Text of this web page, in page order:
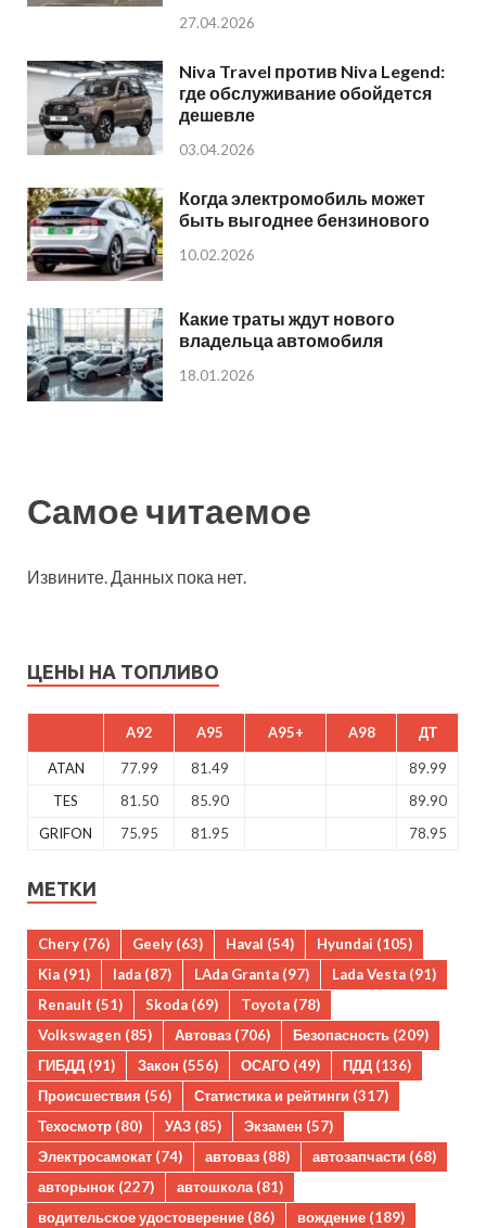
27.04.2026
Niva Travel против Niva Legend:
где обслуживание обойдется
дешевле
03.04.2026
Когда электромобиль может
быть выгоднее бензинового
10.02.2026
Какие траты ждут нового
владельца автомобиля
18.01.2026
Самое читаемое
Извините. Данных пока нет.
ЦЕНЫ НА ТОПЛИВО
A92 A95 A95+ A98 ДТ
ATAN 77.99 81.49
89.99
TES
81.50 85.90
89.90
GRIFON
75.95 81.95 78.95
МЕТКИ
Chery (76) Geely (63) Haval (54) Hyundai (105)
Kia (91) lada (87) LAda Granta (97) Lada Vesta (91)
Renault (51) Skoda (69) Toyota (78)
Volkswagen (85) Автоваз (706) Безопасность (209)
ГИБДД (91) Закон (556) ОСАГО (49) ПДД (136)
Происшествия (56) Статистика и рейтинги (317)
Техосмотр (80) УАЗ (85) Экзамен (57)
Электросамокат (74) автоваз (88) автозапчасти (68)
авторынок (227) автошкола(81)
водительское удостоверение (86) вождение (189)